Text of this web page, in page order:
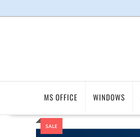
MS OFFICE WINDOWS
SALE